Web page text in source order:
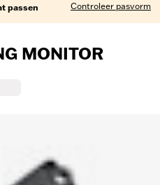
passen Controleer pasvorm
MONITOR